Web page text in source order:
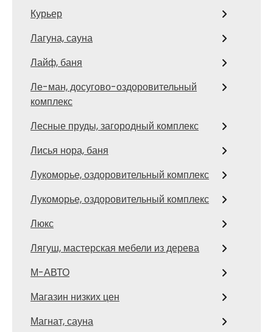
Курьер
Лагуна, сауна
Лайф, баня
Ле-ман, досугово-оздоровительный
комплекс
Лесные пруды, загородный комплекс
Лисья нора, баня
Лукоморье, оздоровительный комплекс
Лукоморье, оздоровительный комплекс
Люкс
Лягуш, мастерская мебели из дерева
М-АВТО
Магазин низких цен
Магнат, сауна